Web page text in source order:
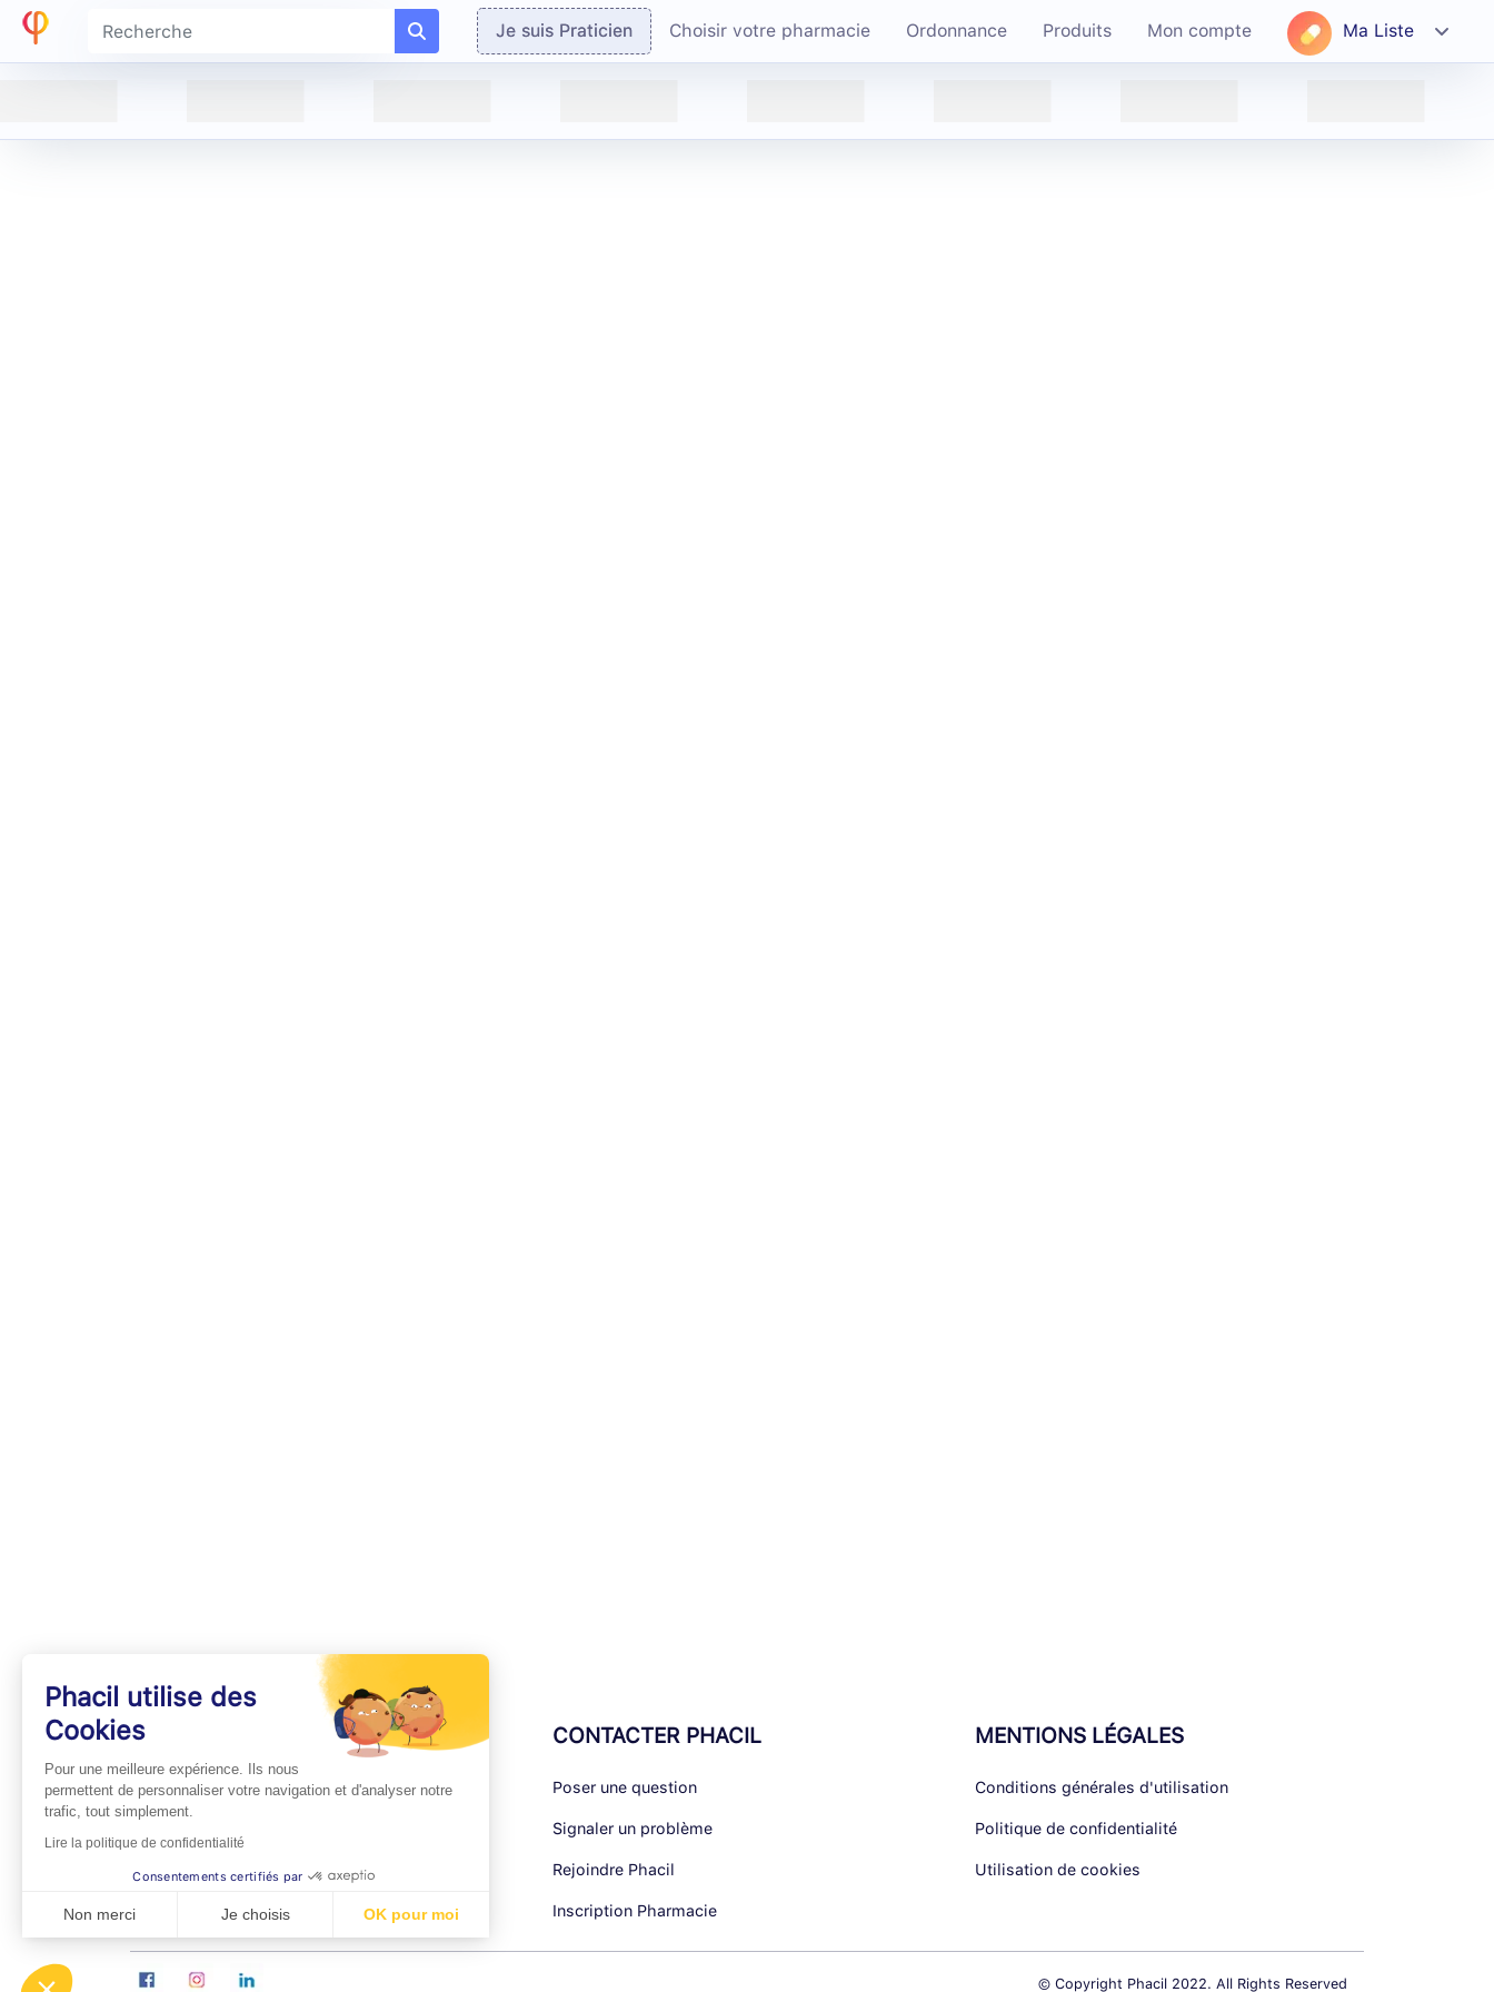
Je suis Praticien Choisir votre pharmacie Ordonnance Produits Mon compte Ma Liste
INFOS PRATIQUES
Professionnels de Santé
Espace Pharmaciens
Foire aux questions
CONTACTER PHACIL
Poser une question
Signaler un problème
Rejoindre Phacil
Inscription Pharmacie
MENTIONS LÉGALES
Conditions générales d'utilisation
Politique de confidentialité
Utilisation de cookies
© Copyright Phacil 2022. All Rights Reserved
Phacil utilise des
Cookies
Pour une meilleure expérience. Ils nous
permettent de personnaliser votre navigation et d'analyser notre
trafic, tout simplement.
Lire la politique de confidentialité
Consentements certifiés par
Non merci Je choisis OK pour moi
Axeptio consent
Plateforme de Gestion du Consentement : Personnalisez vos Options